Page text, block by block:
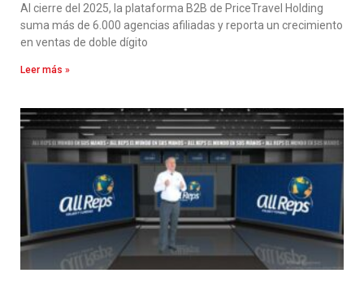
Al cierre del 2025, la plataforma B2B de PriceTravel Holding
suma más de 6.000 agencias afiliadas y reporta un crecimiento
en ventas de doble dígito
Leer más »